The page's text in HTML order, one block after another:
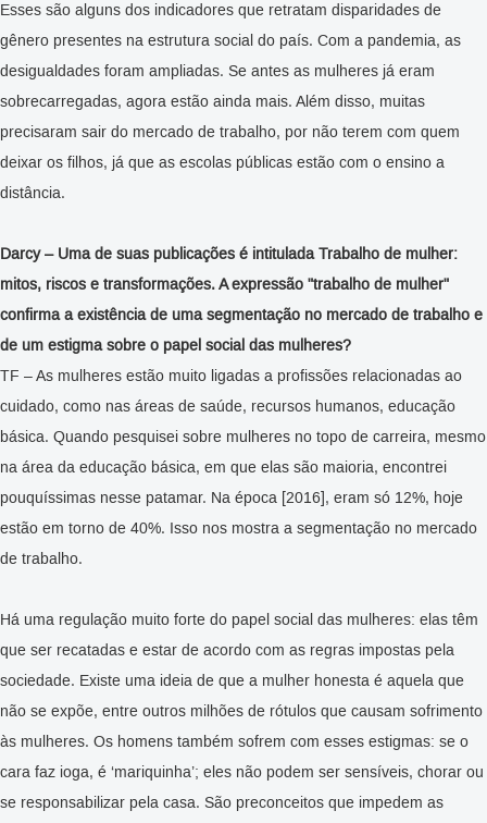
Esses são alguns dos indicadores que retratam disparidades de
gênero presentes na estrutura social do país. Com a pandemia, as
desigualdades foram ampliadas. Se antes as mulheres já eram
sobrecarregadas, agora estão ainda mais. Além disso, muitas
precisaram sair do mercado de trabalho, por não terem com quem
deixar os filhos, já que as escolas públicas estão com o ensino a
distância.
Darcy – Uma de suas publicações é intitulada Trabalho de mulher:
mitos, riscos e transformações. A expressão "trabalho de mulher"
confirma a existência de uma segmentação no mercado de trabalho e
de um estigma sobre o papel social das mulheres?
TF – As mulheres estão muito ligadas a profissões relacionadas ao
cuidado, como nas áreas de saúde, recursos humanos, educação
básica. Quando pesquisei sobre mulheres no topo de carreira, mesmo
na área da educação básica, em que elas são maioria, encontrei
pouquíssimas nesse patamar. Na época [2016], eram só 12%, hoje
estão em torno de 40%. Isso nos mostra a segmentação no mercado
de trabalho.
Há uma regulação muito forte do papel social das mulheres: elas têm
que ser recatadas e estar de acordo com as regras impostas pela
sociedade. Existe uma ideia de que a mulher honesta é aquela que
não se expõe, entre outros milhões de rótulos que causam sofrimento
às mulheres. Os homens também sofrem com esses estigmas: se o
cara faz ioga, é ‘mariquinha’; eles não podem ser sensíveis, chorar ou
se responsabilizar pela casa. São preconceitos que impedem as